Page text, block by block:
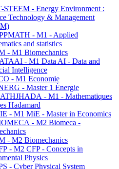
STEEM - Energy Environment :
Technology & Management
- M1 - Applied
and statistics
- M1 Biomechanics
- M1 Data AI - Data and
Intelligence
- M1 Economie
- Master 1 Énergie
- M1 - Mathematiques
Hadamard
- M1 MiE - Master in Economics
- M2 Biomeca -
- M2 Biomechanics
- M2 CFP - Concepts in
Physics
- Cyber Physical System